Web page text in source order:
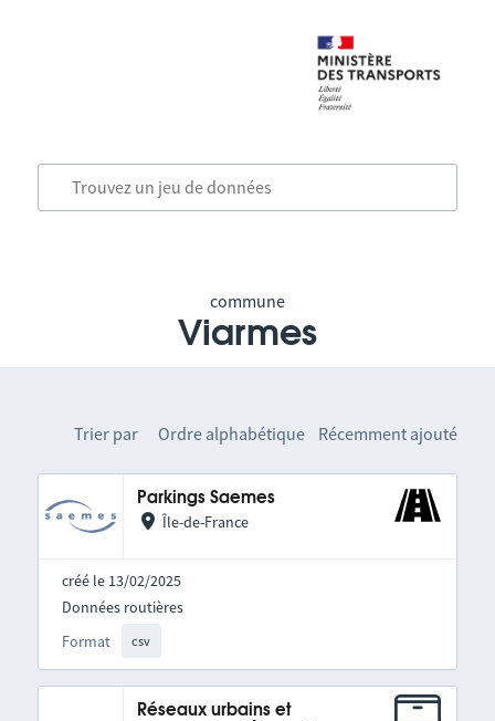
commune
Viarmes
Trier par Ordre alphabétique Récemment ajouté
Parkings Saemes
Île-de-France
créé le 13/02/2025
Format csv
Données routières
Réseaux urbains et